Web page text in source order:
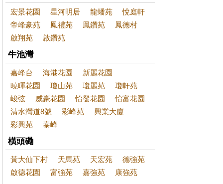
宏景花園 星河明居 龍蟠苑
悅庭軒
帝峰豪苑
鳳禮苑 鳳鑽苑
鳳德村
啟翔苑
啟鑽苑
牛池灣
嘉峰台 海港花園
新麗花園
曉暉花園
瓊山苑 瓊麗苑
瓊軒苑
峻弦
威豪花園 怡發花園
怡富花園
清水灣道8號
彩峰苑
興業大廈
彩興苑
泰峰
橫頭磡
黃大仙下村 天馬苑 天宏苑
德強苑
啟德花園
富強苑 嘉強苑 康強苑